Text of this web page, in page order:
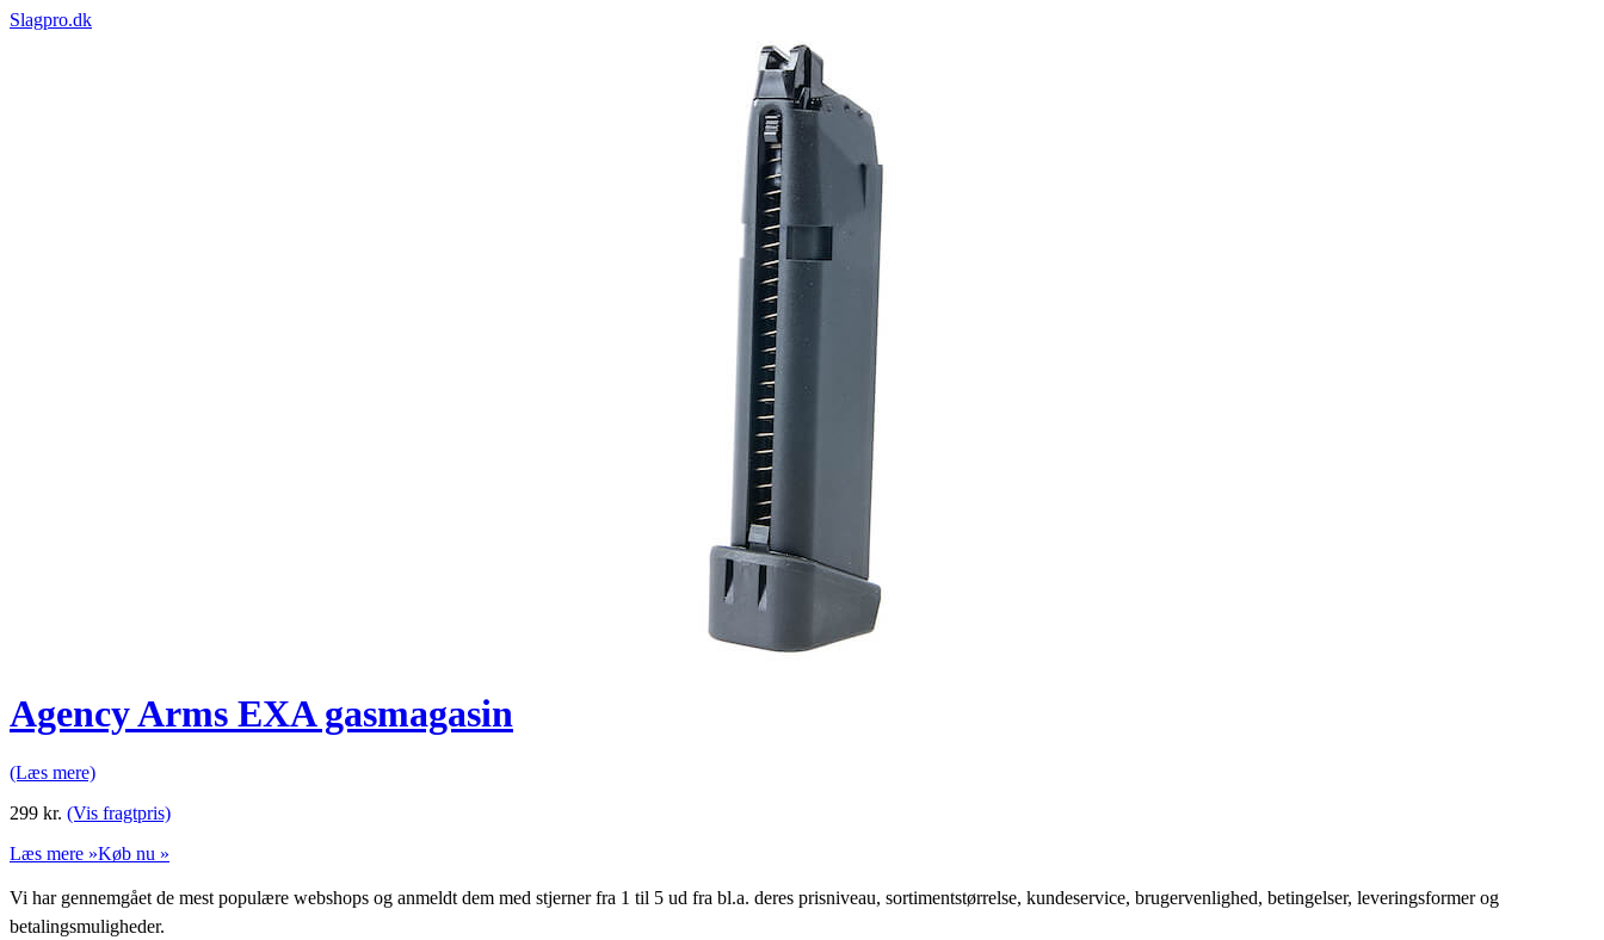
Slagpro.dk
Agency Arms EXA gasmagasin
(Læs mere)
299 kr. (Vis fragtpris)
Læs mere »Køb nu »
Vi har gennemgået de mest populære webshops og anmeldt dem med stjerner fra 1 til 5 ud fra bl.a. deres prisniveau, sortimentstørrelse, kundeservice, brugervenlighed, betingelser, leveringsformer og
betalingsmuligheder.